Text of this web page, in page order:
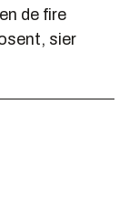
de fire
sier